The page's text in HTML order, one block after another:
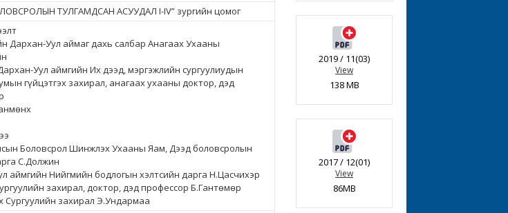
ТУЛГАМДСАН АСУУДАЛ I-IV” зургийн цомог
Дархан-Уул аймаг дахь салбар Анагаах Ухааны
Уул аймгийн Их дээд, мэргэжлийн сургуулиудын
гүйцэтгэх захирал, анагаах ухааны доктор, дэд
Боловсрол Шинжлэх Ухааны Яам, Дээд боловсролын
С.Должин
аймгийн Нийгмийн бодлогын хэлтсийн дарга Н.Цасчихэр
захирал, доктор, дэд профессор Б.Гантөмөр
Сургуулийн захирал Э.Ундармаа
2019 / 11(03)
View
138 MB
2017 / 12(01)
View
86MB